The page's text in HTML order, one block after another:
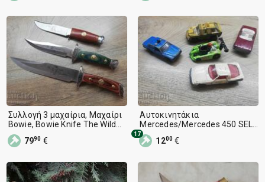
Συλλογή 3 μαχαίρια, Μαχαίρι
Bowie, Bowie Knife The Wild
West
7990 €
Αυτοκινητάκια
Mercedes/Mercedes 450 SEL/
350 SL-BG Matchbox, Mazda
1200 €
17